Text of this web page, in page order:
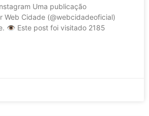
Uma publicação
Web Cidade (@webcidadeoficial)
👁️ Este post foi visitado 2185